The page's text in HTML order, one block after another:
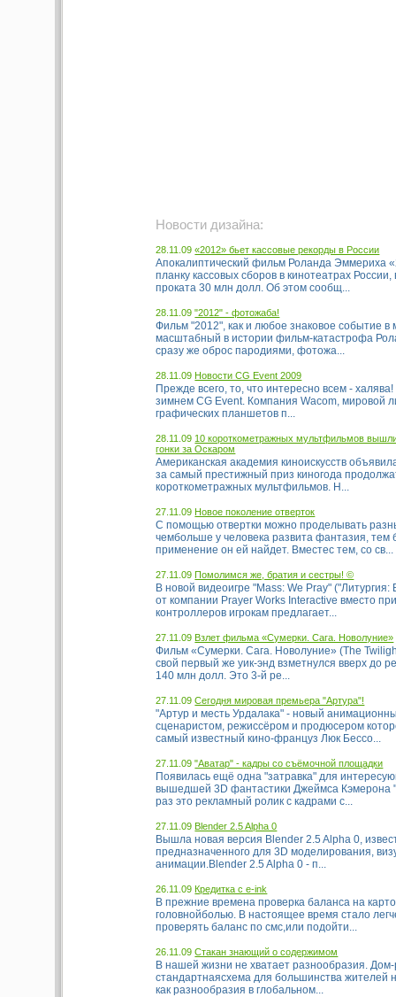
Новости дизайна:
28.11.09«2012» бьет кассовые рекорды в России
Апокалиптический фильм Роланда Эммериха
планку кассовых сборов в кинотеатрах
проката 30 млн долл. Об этом сообщ...
28.11.09"2012" - фотожаба!
Фильм "2012", как и любое знаковое событие в
масштабный в истории фильм-катастрофа
сразу же оброс пародиями, фотожа...
28.11.09Новости CG Event 2009
Прежде всего, то, что интересно всем -
зимнем CG Event. Компания Wacom, мировой
графических планшетов п...
28.11.09 10 короткометражных мультфильмов
гонки за Оскаром
Американская академия киноискусств
за самый престижный приз киногода
короткометражных мультфильмов. Н...
27.11.09Новое поколение отверток
С помощью отвертки можно проделывать
чембольше у человека развита фантазия, тем
применение он ей найдет. Вместес тем, со св...
27.11.09Помолимся же, братия и сестры! ©
В новой видеоигре "Mass: We Pray"
от компании Prayer Works Interactive вместо
контроллеров игрокам предлагает...
27.11.09Взлет фильма «Сумерки. Сага. Новолуние»
Фильм «Сумерки. Сага. Новолуние» (The
свой первый же уик-энд взметнулся вверх до
140 млн долл. Это 3-й ре...
27.11.09Сегодня мировая премьера "Артура"!
"Артур и месть Урдалака" - новый
сценаристом, режиссёром и продюсером
самый известный кино-француз Люк Бессо...
27.11.09"Аватар" - кадры со съёмочной площадки
Появилась ещё одна "затравка" для
вышедшей 3D фантастики Джеймса Кэмерона
раз это рекламный ролик с кадрами с...
27.11.09Blender 2.5 Alpha 0
Вышла новая версия Blender 2.5 Alpha 0,
предназначенного для 3D моделирования,
анимации.Blender 2.5 Alpha 0 - п...
26.11.09Кредитка с e-ink
В прежние времена проверка баланса на
головнойболью. В настоящее время стало
проверять баланс по смс,или подойти...
26.11.09Стакан знающий о содержимом
В нашей жизни не хватает разнообразия.
стандартнаясхема для большинства жителей
как разнообразия в глобальном...